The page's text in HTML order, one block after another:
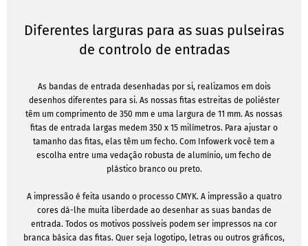
Diferentes larguras para as suas pulseiras
de controlo de entradas
As bandas de entrada desenhadas por si, realizamos em dois
desenhos diferentes para si. As nossas fitas estreitas de poliéster
têm um comprimento de 350 mm e uma largura de 11 mm. As nossas
fitas de entrada largas medem 350 x 15 milímetros. Para ajustar o
tamanho das fitas, elas têm um fecho. Com Infowerk você tem a
escolha entre uma vedação robusta de alumínio, um fecho de
plástico branco ou preto.
A impressão é feita usando o processo CMYK. A impressão a quatro
cores dá-lhe muita liberdade ao desenhar as suas bandas de
entrada. Todos os motivos possíveis podem ser impressos na cor
branca básica das fitas. Quer seja logotipo, letras ou outros gráficos,